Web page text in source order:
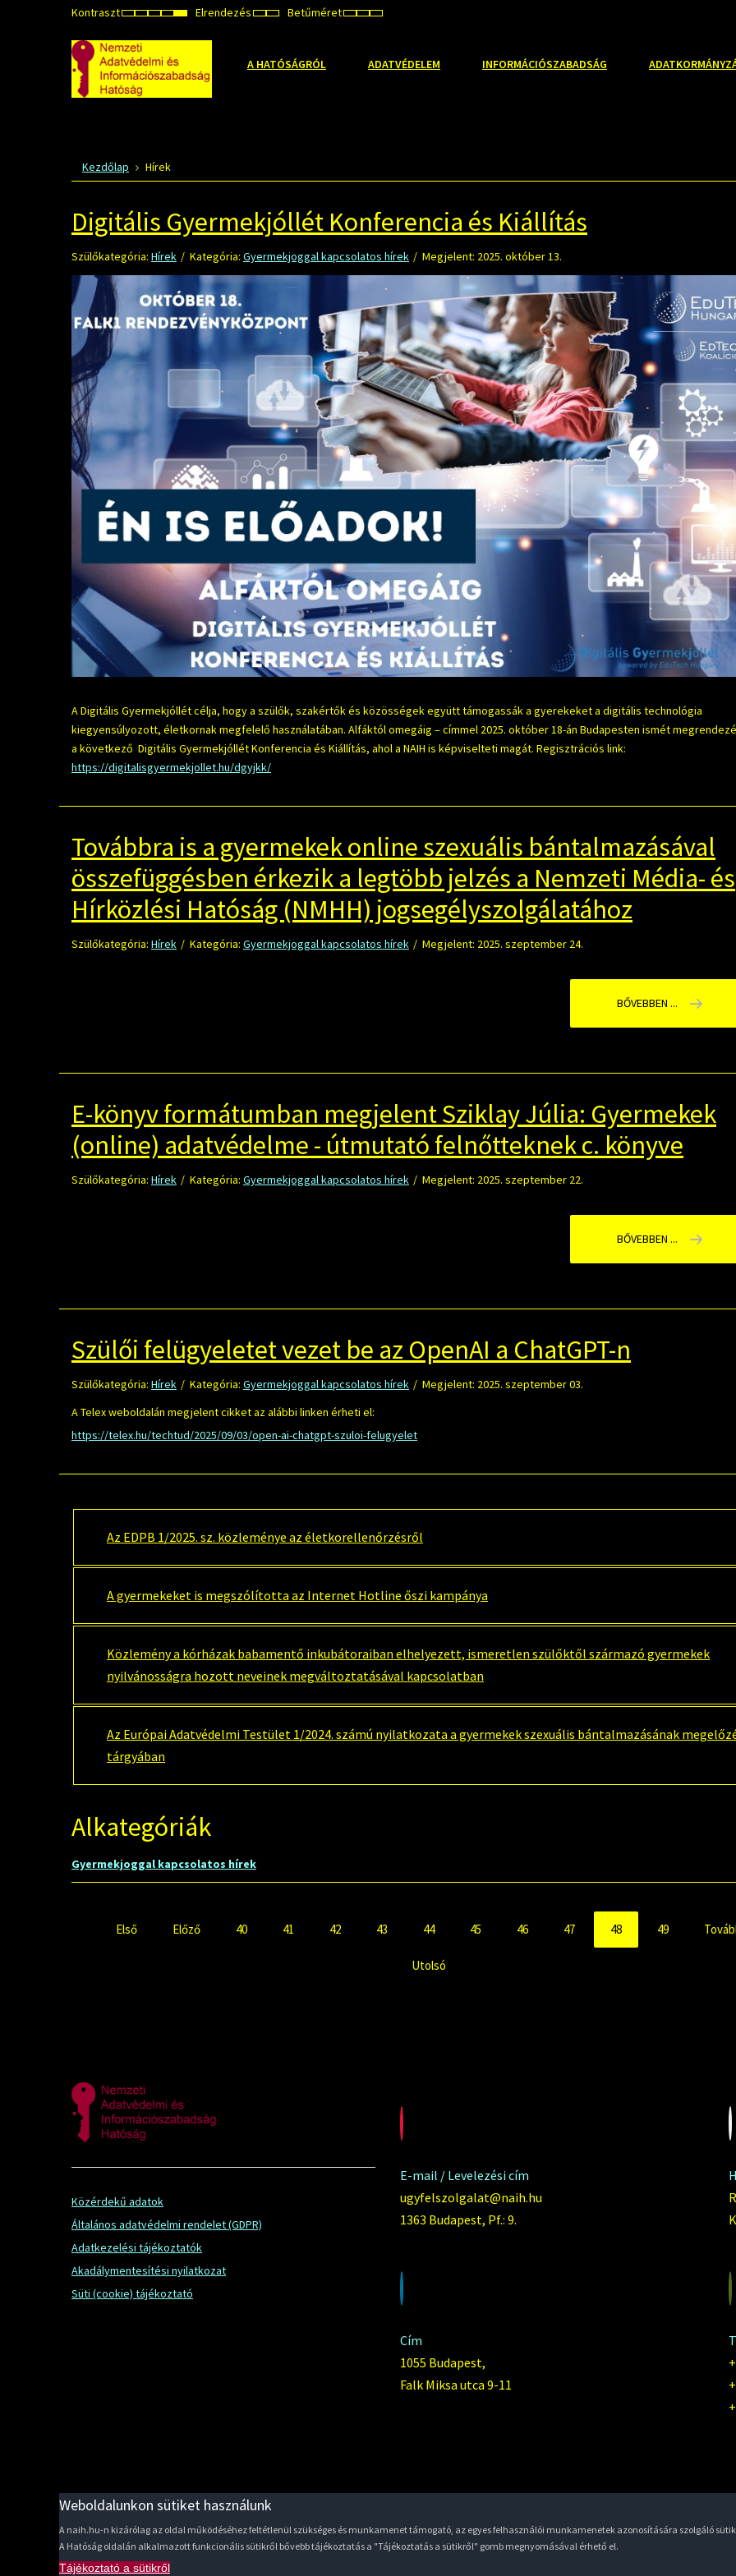
Kontraszt ALAPÉRTELMEZETT
ÉJSZAKAI
NAGY
FEKETE-
MÓD
NAGY
FEKETE
MÓD
NAGY
SÁRGA
Elrendezés RÖGZÍTETT
SZÉLES
Betűméret KISEBB
ALAPÉRTELMEZETT
NAGYOBB
A HATÓSÁGRÓL
ADATVÉDELEM INFORMÁCIÓSZABADSÁG
Kezdőlap Hírek
Digitális Gyermekjóllét Konferencia és Kiállítás
Szülőkategória: Hírek Kategória: Gyermekjoggal kapcsolatos hírek Megjelent: 2025. október 13.
A Digitális Gyermekjóllét célja, hogy a szülők, szakértők és közösségek együtt támogassák a gyerekeket a digitális technológia
kiegyensúlyozott, életkornak megfelelő használatában. Alfáktól omegáig – címmel 2025. október 18-án Budapesten ismét
a következő Digitális Gyermekjóllét Konferencia és Kiállítás, ahol a NAIH is képviselteti magát. Regisztrációs link:
https://digitalisgyermekjollet.hu/dgyjkk/
Továbbra is a gyermekek online szexuális bántalmazásával
összefüggésben érkezik a legtöbb jelzés a Nemzeti Média- és
Hírközlési Hatóság (NMHH) jogsegélyszolgálatához
Szülőkategória: Hírek Kategória: Gyermekjoggal kapcsolatos hírek Megjelent: 2025. szeptember 24.
BŐVEBBEN ...
E-könyv formátumban megjelent Sziklay Júlia: Gyermekek
(online) adatvédelme - útmutató felnőtteknek c. könyve
Szülőkategória: Hírek Kategória: Gyermekjoggal kapcsolatos hírek Megjelent: 2025. szeptember 22.
BŐVEBBEN ...
Szülői felügyeletet vezet be az OpenAI a ChatGPT-n
Szülőkategória: Hírek Kategória: Gyermekjoggal kapcsolatos hírek
Megjelent: 2025. szeptember 03.
A Telex weboldalán megjelent cikket az alábbi linken érheti el:
https://telex.hu/techtud/2025/09/03/open-ai-chatgpt-szuloi-felugyelet
Az EDPB 1/2025. sz. közleménye az életkorellenőrzésről
A gyermekeket is megszólította az Internet Hotline őszi kampánya
Közlemény a kórházak babamentő inkubátoraiban elhelyezett, ismeretlen szülőktől származó gyermekek
nyilvánosságra hozott neveinek megváltoztatásával kapcsolatban
Az Európai Adatvédelmi Testület 1/2024. számú nyilatkozata a gyermekek szexuális bántalmazásának
tárgyában
Alkategóriák
Gyermekjoggal kapcsolatos hírek
Első Előző 40 41 42 43 44 45 46 47 48 49
Utolsó
Közérdekű adatok
Általános adatvédelmi rendelet (GDPR)
Adatkezelési tájékoztatók
Akadálymentesítési nyilatkozat
Süti (cookie) tájékoztató
E-mail / Levelezési cím
ugyfelszolgalat@naih.hu
1363 Budapest, Pf.: 9.
Cím
1055 Budapest,
Falk Miksa utca 9-11
Weboldalunkon sütiket használunk
A naih.hu-n kizárólag az oldal működéséhez feltétlenül szükséges és munkamenet támogató, az egyes felhasználói munkamenetek azonosítására szolgáló
A Hatóság oldalán alkalmazott funkcionális sütikről bővebb tájékoztatás a "Tájékoztatás a sütikről" gomb megnyomásával érhető el.
Tájékoztató a sütikről